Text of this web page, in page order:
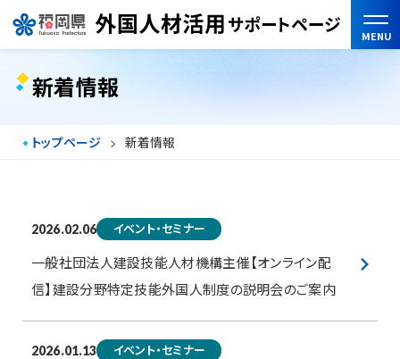
MENU
新着情報
トップページ 新着情報
2026.02.06 イベント・セミナー
一般社団法人建設技能人材機構主催【オンライン配
信】建設分野特定技能外国人制度の説明会のご案内
2026.01.13 イベント・セミナー